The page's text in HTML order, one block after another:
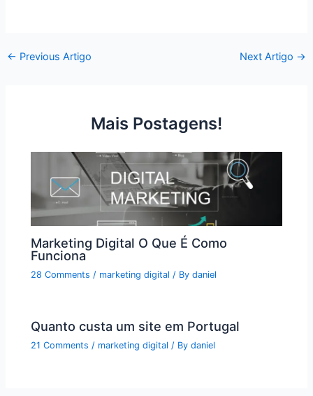
← Previous Artigo Next Artigo →
Mais Postagens!
Marketing Digital O Que É Como
Funciona
28 Comments / marketing digital / Bydaniel
Quanto custa um site em Portugal
21 Comments / marketing digital / Bydaniel